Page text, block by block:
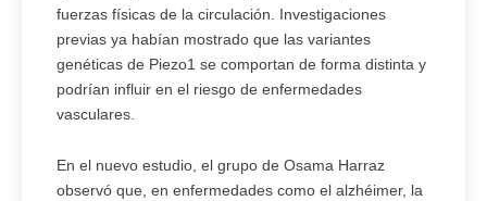
fuerzas físicas de la circulación. Investigaciones
previas ya habían mostrado que las variantes
genéticas de Piezo1 se comportan de forma distinta y
podrían influir en el riesgo de enfermedades
vasculares.
En el nuevo estudio, el grupo de Osama Harraz
observó que, en enfermedades como el alzhéimer, la